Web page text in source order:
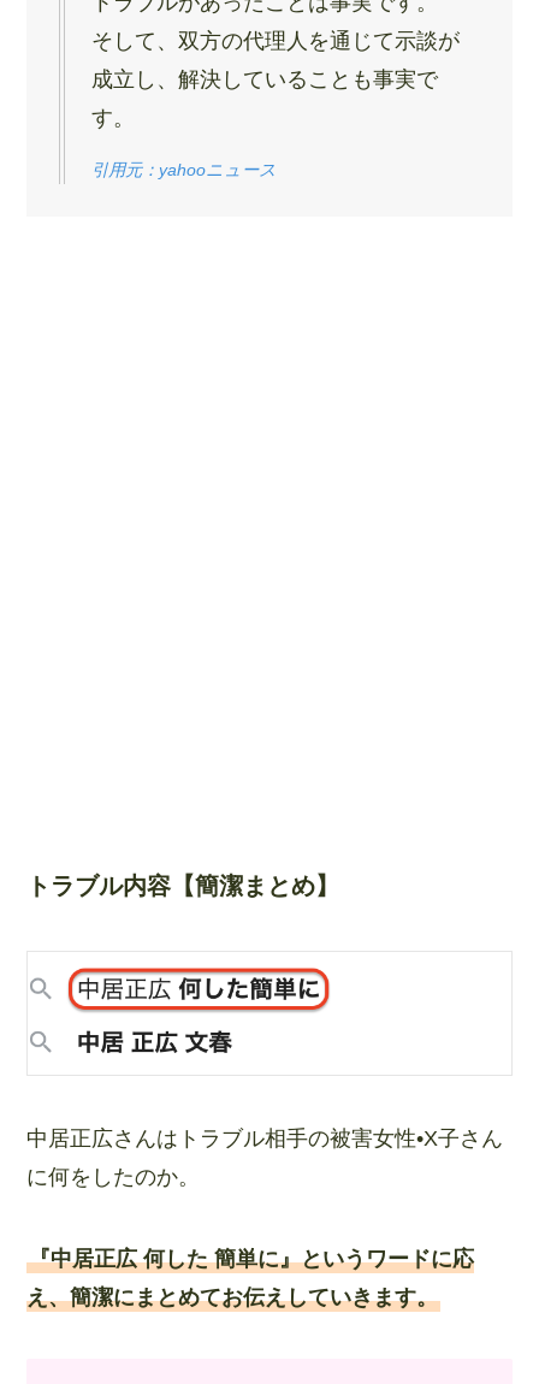
そして、双方の代理人を通じて示談が
成立し、解決していることも事実で
す。
引用元：yahooニュース
トラブル内容【簡潔まとめ】
中居正広さんはトラブル相手の被害女性•X子さん
に何をしたのか。
『中居正広 何した 簡単に』というワードに応
え、簡潔にまとめてお伝えしていきます。